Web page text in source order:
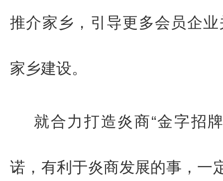
推介家乡，引导更多会员企
家乡建设。
就合力打造炎商“金字招
诺，有利于炎商发展的事，一